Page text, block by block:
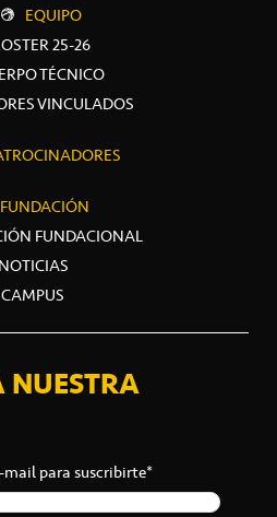
EQUIPO
25-26
TÉCNICO
VINCULADOS
FUNDACIÓN
FUNDACIONAL
NOTICIAS
CAMPUS
NUESTRA
para suscribirte*